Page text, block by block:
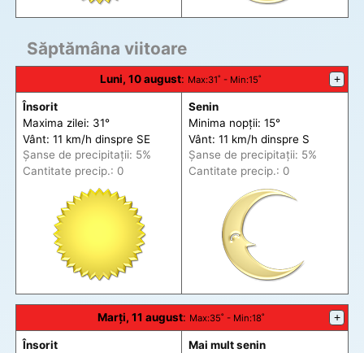
Săptămâna viitoare
Luni, 10 august: Max:31˚ - Min:15˚ +
Însorit
Maxima zilei: 31°
Vânt: 11 km/h dinspre SE
Șanse de precipitații: 5%
Cantitate precip.: 0
Senin
Minima nopții: 15°
Vânt: 11 km/h dinspre S
Șanse de precipitații: 5%
Cantitate precip.: 0
Marți, 11 august: Max:35˚ - Min:18˚ +
Însorit
Mai mult senin